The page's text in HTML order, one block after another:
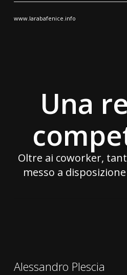
www.larabafenice.info
Una
Oltre ai coworker,
messo a
Alessandro Plescia